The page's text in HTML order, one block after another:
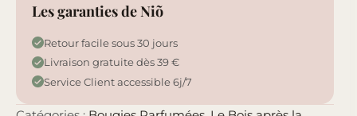
Les garanties de Niõ
Retour facile sous 30 jours
Livraison gratuite dès 39 €
Service Client accessible 6j/7